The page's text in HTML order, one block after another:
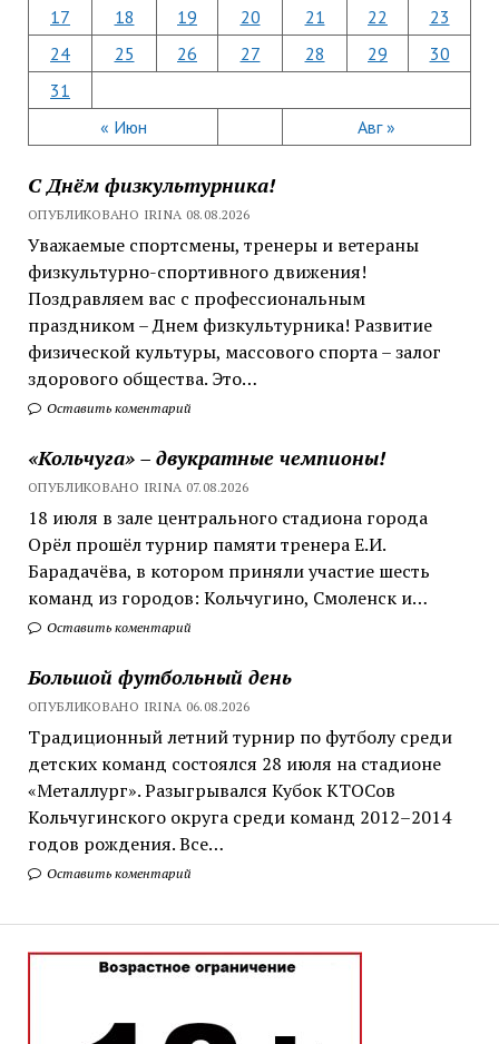
« Июн Авг »
17
18 19 20 21 22
23
24
25 26 27 28 29
30
31
С Днём физкультурника!
ОПУБЛИКОВАНО IRINA 08.08.2026
Уважаемые спортсмены, тренеры и ветераны
физкультурно-спортивного движения!
Поздравляем вас с профессиональным
праздником – Днем физкультурника! Развитие
физической культуры, массового спорта – залог
здорового общества. Это…
Оставить коментарий
«Кольчуга» – двукратные чемпионы!
ОПУБЛИКОВАНО IRINA 07.08.2026
18 июля в зале центрального стадиона города
Орёл прошёл турнир памяти тренера Е.И.
Барадачёва, в котором приняли участие шесть
команд из городов: Кольчугино, Смоленск и…
Оставить коментарий
Большой футбольный день
ОПУБЛИКОВАНО IRINA 06.08.2026
Традиционный летний турнир по футболу среди
детских команд состоялся 28 июля на стадионе
«Металлург». Разыгрывался Кубок КТОСов
Кольчугинского округа среди команд 2012–2014
годов рождения. Все…
Оставить коментарий